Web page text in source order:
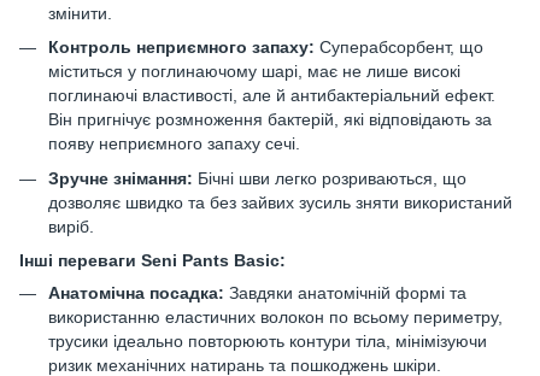
змінити.
Контроль неприємного запаху: Суперабсорбент, що
міститься у поглинаючому шарі, має не лише високі
поглинаючі властивості, але й антибактеріальний ефект.
Він пригнічує розмноження бактерій, які відповідають за
появу неприємного запаху сечі.
Зручне знімання: Бічні шви легко розриваються, що
дозволяє швидко та без зайвих зусиль зняти використаний
виріб.
Інші переваги Seni Pants Basic:
Анатомічна посадка: Завдяки анатомічній формі та
використанню еластичних волокон по всьому периметру,
трусики ідеально повторюють контури тіла, мінімізуючи
ризик механічних натирань та пошкоджень шкіри.